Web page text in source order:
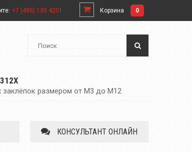
+7 (495) 135 4201 Корзина 0
заклёпок размером от М3 до М12
КОНСУЛЬТАНТ ОНЛАЙН